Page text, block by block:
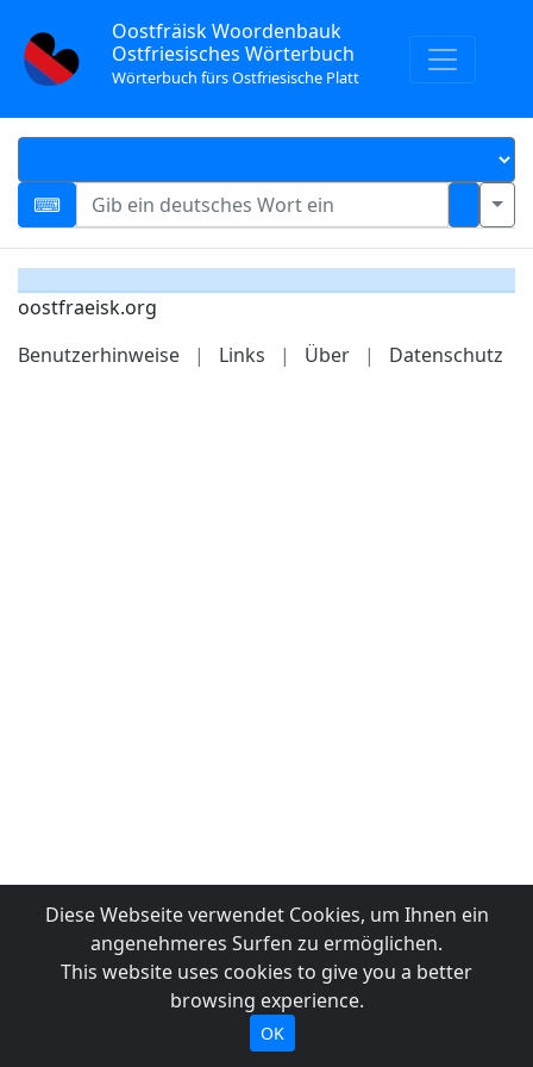
Oostfräisk Woordenbauk
Ostfriesisches Wörterbuch
Wörterbuch fürs Ostfriesische Platt
oostfraeisk.org
Benutzerhinweise
| Links | Über | Datenschutz
Diese Webseite verwendet Cookies, um Ihnen ein
angenehmeres Surfen zu ermöglichen.
This website uses cookies to give you a better
browsing experience.
OK